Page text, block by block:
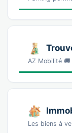
AZ Mobilité
Les biens à